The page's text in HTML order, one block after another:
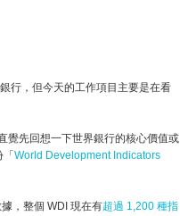
行，但今天的工作項目主要是在看
覺先回想一下世界銀行的核心價值或
World Development Indicators
，整個 WDI 現在有超過 1,200 種指